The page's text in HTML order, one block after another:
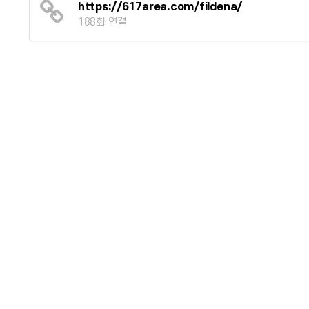
https://617area.com/fildena/
188회 연결